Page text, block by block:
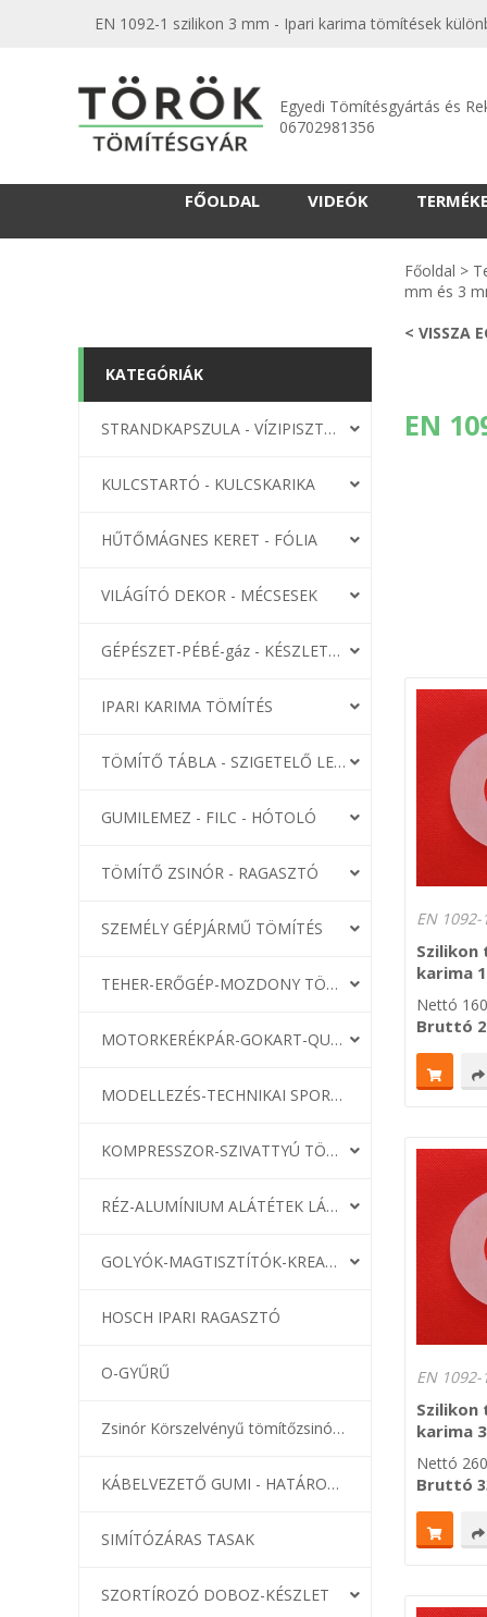
EN 1092-1 szilikon 3 mm - Ipari karima tömítések
Egyedi Tömítésgyártás és
06702981356
FŐOLDAL VIDEÓK
KATEGÓRIÁK
STRANDKAPSZULA - VÍZIPISZTOLY-FRIZBI
KULCSTARTÓ - KULCSKARIKA
HŰTŐMÁGNES KERET - FÓLIA
VILÁGÍTÓ DEKOR - MÉCSESEK
GÉPÉSZET-PÉBÉ-gáz - KÉSZLETEK
IPARI KARIMA TÖMÍTÉS
TÖMÍTŐ TÁBLA - SZIGETELŐ LEMEZ
GUMILEMEZ - FILC - HÓTOLÓ
TÖMÍTŐ ZSINÓR - RAGASZTÓ
SZEMÉLY GÉPJÁRMŰ TÖMÍTÉS
TEHER-ERŐGÉP-MOZDONY TÖMÍTÉS
MOTORKERÉKPÁR-GOKART-QUAD-CSÓNAKMOTOR TÖMÍTÉS
MODELLEZÉS-TECHNIKAI SPORT-MODELLSPORT
KOMPRESSZOR-SZIVATTYÚ TÖMÍTÉS
RÉZ-ALUMÍNIUM ALÁTÉTEK LÁGYÍTVA
GOLYÓK-MAGTISZTÍTÓK-KREATÍV
HOSCH IPARI RAGASZTÓ
O-GYŰRŰ
Zsinór Körszelvényű tömítőzsinórok
KÁBELVEZETŐ GUMI - HATÁROLÓK
SIMÍTÓZÁRAS TASAK
SZORTÍROZÓ DOBOZ-KÉSZLET
Főoldal >
mm és 3
< VISSZA
EN
EN
Szilikon
karima
Nettó 160
Bruttó
EN
Szilikon
karima
Nettó 260
Bruttó